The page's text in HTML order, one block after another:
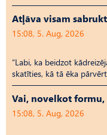
Atļāva visam sabrukt
15:08, 5. Aug, 2026
“Labi, ka beidzot
skatīties, kā tā ēka
Vai, novelkot formu,
15:08, 5. Aug, 2026